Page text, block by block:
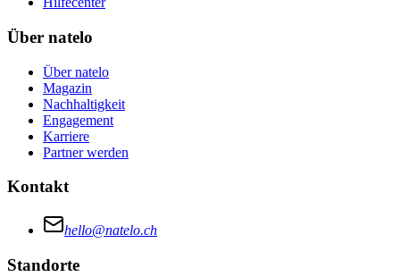
Über natelo
Über natelo
Magazin
Nachhaltigkeit
Engagement
Karriere
Partner werden
Kontakt
hello@natelo.ch
Standorte